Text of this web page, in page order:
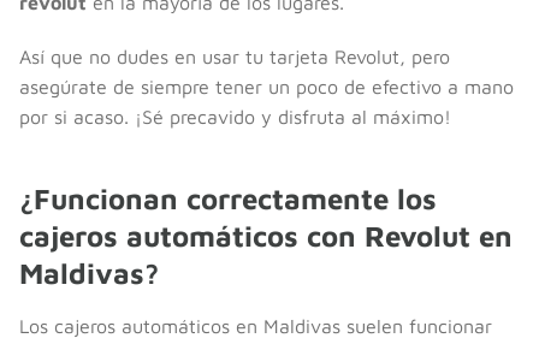
Así que no dudes en usar tu tarjeta Revolut, pero
asegúrate de siempre tener un poco de efectivo a mano
por si acaso. ¡Sé precavido y disfruta al máximo!
¿Funcionan correctamente los
cajeros automáticos con Revolut en
Maldivas?
Los cajeros automáticos en Maldivas suelen funcionar